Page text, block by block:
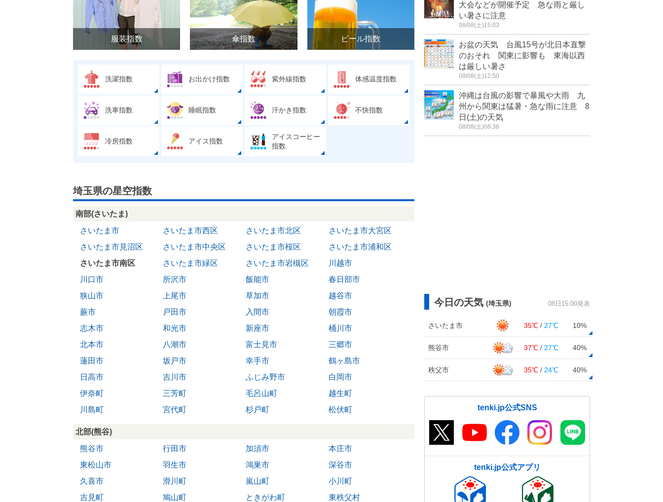
服装指数 傘指数 ビール指数
洗濯指数 お出かけ指数 紫外線指数 体感温度指数
洗車指数 睡眠指数 汗かき指数 不快指数
冷房指数 アイス指数
アイスコーヒー
指数
埼玉県の星空指数
南部(さいたま)
さいたま市
さいたま市西区 さいたま市北区
さいたま市大宮区
さいたま市見沼区
さいたま市中央区 さいたま市桜区
さいたま市浦和区
さいたま市南区
さいたま市緑区 さいたま市岩槻区
川越市
川口市
所沢市 飯能市
春日部市
狭山市
上尾市 草加市
越谷市
蕨市
戸田市 入間市
朝霞市
志木市
和光市 新座市
桶川市
北本市
八潮市 富士見市
三郷市
蓮田市
坂戸市 幸手市
鶴ヶ島市
日高市
吉川市 ふじみ野市
白岡市
伊奈町
三芳町 毛呂山町
越生町
川島町
宮代町 杉戸町 松伏町
北部(熊谷)
熊谷市
行田市 加須市
本庄市
東松山市
羽生市 鴻巣市
深谷市
久喜市
滑川町 嵐山町
小川町
吉見町
鳩山町 ときがわ町
東秩父村
大会などが開催予定 急な雨と厳し
い暑さに注意
08/08(土)15:03
お盆の天気 台風15号が北日本直撃
のおそれ 関東に影響も 東海以西
は厳しい暑さ
08/08(土)12:50
沖縄は台風の影響で暴風や大雨 九
州から関東は猛暑・急な雨に注意 8
日(土)の天気
08/08(土)08:38
今日の天気 (埼玉県) 08日15:00発表
さいたま市 35℃ / 27℃ 10%
熊谷市 37℃ / 27℃ 40%
秩父市 35℃ / 24℃ 40%
tenki.jp公式SNS
tenki.jp公式アプリ